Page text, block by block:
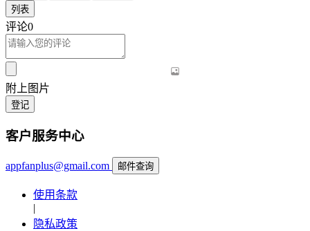
列表
评论0
附上图片
登记
客户服务中心
appfanplus@gmail.com 邮件查询
使用条款
|
隐私政策